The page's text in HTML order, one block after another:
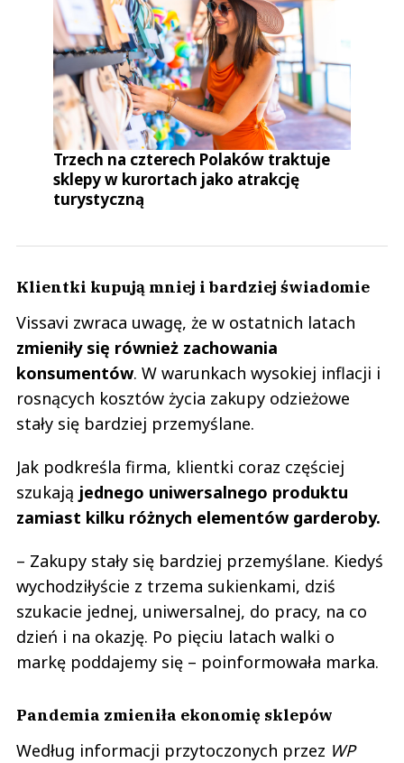
Trzech na czterech Polaków traktuje
sklepy w kurortach jako atrakcję
turystyczną
Klientki kupują mniej i bardziej świadomie
Vissavi zwraca uwagę, że w ostatnich latach
zmieniły się również zachowania
konsumentów. W warunkach wysokiej inflacji i
rosnących kosztów życia zakupy odzieżowe
stały się bardziej przemyślane.
Jak podkreśla firma, klientki coraz częściej
szukają jednego uniwersalnego produktu
zamiast kilku różnych elementów garderoby.
– Zakupy stały się bardziej przemyślane. Kiedyś
wychodziłyście z trzema sukienkami, dziś
szukacie jednej, uniwersalnej, do pracy, na co
dzień i na okazję. Po pięciu latach walki o
markę poddajemy się – poinformowała marka.
Pandemia zmieniła ekonomię sklepów
Według informacji przytoczonych przez WP